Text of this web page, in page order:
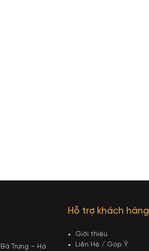
Trưng – Hà
Hỗ trợ khách hàng
Giới thiệu
Liên Hệ / Góp Ý